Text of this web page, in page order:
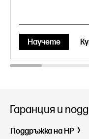
Научете
Гаранция и
Поддръжка на HP